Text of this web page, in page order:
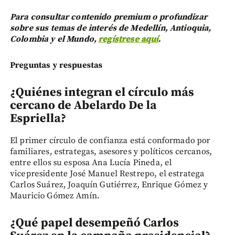
Para consultar contenido premium o profundizar
sobre sus temas de interés de Medellín, Antioquia,
Colombia y el Mundo,regístrese aquí.
Preguntas y respuestas
¿Quiénes integran el círculo más
cercano de Abelardo De la
Espriella?
El primer círculo de confianza está conformado por
familiares, estrategas, asesores y políticos cercanos,
entre ellos su esposa Ana Lucía Pineda, el
vicepresidente José Manuel Restrepo, el estratega
Carlos Suárez, Joaquín Gutiérrez, Enrique Gómez y
Mauricio Gómez Amín.
¿Qué papel desempeñó Carlos